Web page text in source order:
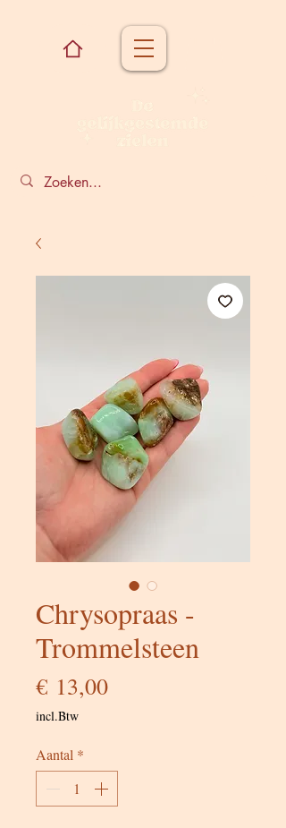
Chrysopraas -
Trommelsteen
€ 13,00Prijs
incl.Btw
Aantal *